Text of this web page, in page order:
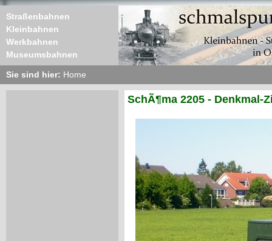
Straßenbahnen
Kleinbahnen
Werkbahnen
Museumsbahnen
Sie sind hier: Home
SchÃ¶ma 2205 - Denkmal-